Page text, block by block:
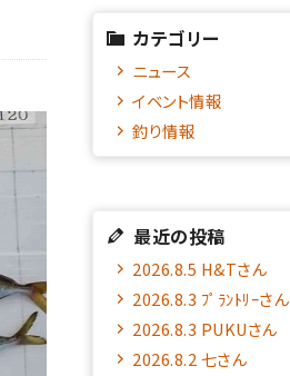
カテゴリー
ニュース
イベント情報
釣り情報
最近の投稿
2026.8.5 H&Tさん
2026.8.3 ﾌﾟﾗﾝﾄﾘｰさん
2026.8.3 PUKUさん
2026.8.2 七さん